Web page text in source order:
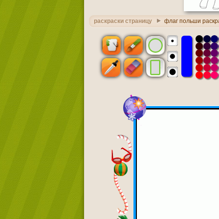
раскраски страницу флаг польши